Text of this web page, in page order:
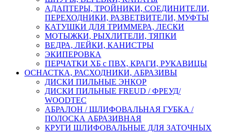
АДАПТЕРЫ, ТРОЙНИКИ, СОЕДИНИТЕЛИ,
ПЕРЕХОДНИКИ, РАЗВЕТВИТЕЛИ, МУФТЫ
КАТУШКИ ДЛЯ ТРИММЕРА, ЛЕСКИ
МОТЫЖКИ, РЫХЛИТЕЛИ, ТЯПКИ
ВЕДРА, ЛЕЙКИ, КАНИСТРЫ
ЭКИПЕРОВКА
ПЕРЧАТКИ ХБ с ПВХ, КРАГИ, РУКАВИЦЫ
ОСНАСТКА, РАСХОДНИКИ, АБРАЗИВЫ
ДИСКИ ПИЛЬНЫЕ ЭНКОР
ДИСКИ ПИЛЬНЫЕ FREUD / ФРЕУД/
WOODTEC
АБРАЛОН / ШЛИФОВАЛЬНАЯ ГУБКА /
ПОЛОСКА АБРАЗИВНАЯ
КРУГИ ШЛИФОВАЛЬНЫЕ ДЛЯ ЗАТОЧНЫХ